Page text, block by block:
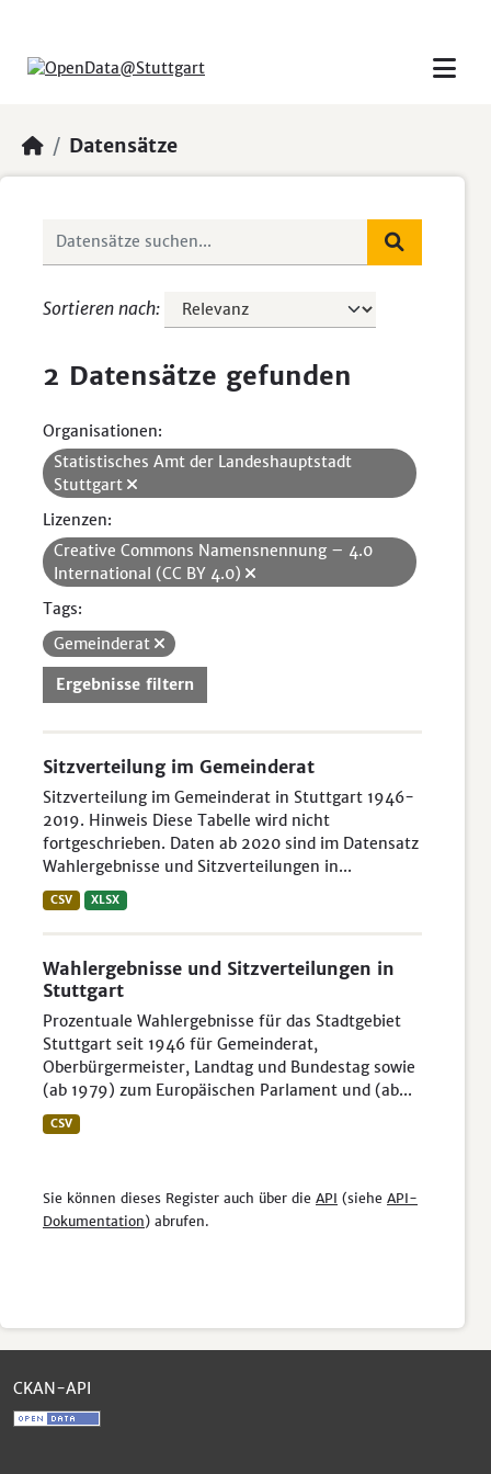
Datensätze
Sortieren nach
2 Datensätze gefunden
Organisationen:
Statistisches Amt der Landeshauptstadt
Stuttgart
Lizenzen:
Creative Commons Namensnennung – 4.0
International (CC BY 4.0)
Tags:
Gemeinderat
Ergebnisse filtern
Sitzverteilung im Gemeinderat
Sitzverteilung im Gemeinderat in Stuttgart 1946-
2019. Hinweis Diese Tabelle wird nicht
fortgeschrieben. Daten ab 2020 sind im Datensatz
Wahlergebnisse und Sitzverteilungen in...
CSV XLSX
Wahlergebnisse und Sitzverteilungen in
Stuttgart
Prozentuale Wahlergebnisse für das Stadtgebiet
Stuttgart seit 1946 für Gemeinderat,
Oberbürgermeister, Landtag und Bundestag sowie
(ab 1979) zum Europäischen Parlament und (ab...
CSV
Sie können dieses Register auch über die API (siehe API-
Dokumentation) abrufen.
CKAN-API